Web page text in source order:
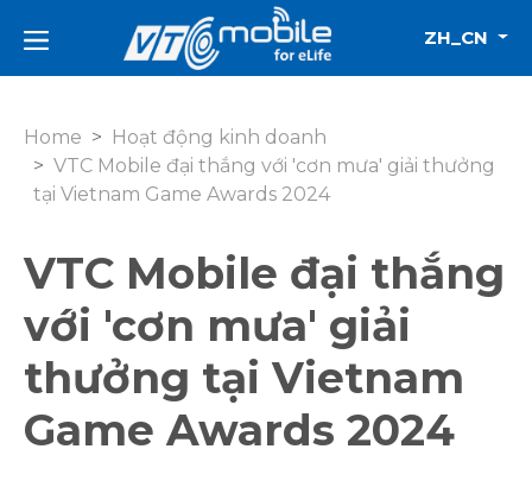
ZH_CN
Home
Hoạt động kinh doanh
VTC Mobile đại thắng với 'cơn mưa' giải thưởng
tại Vietnam Game Awards 2024
VTC Mobile đại thắng
với 'cơn mưa' giải
thưởng tại Vietnam
Game Awards 2024